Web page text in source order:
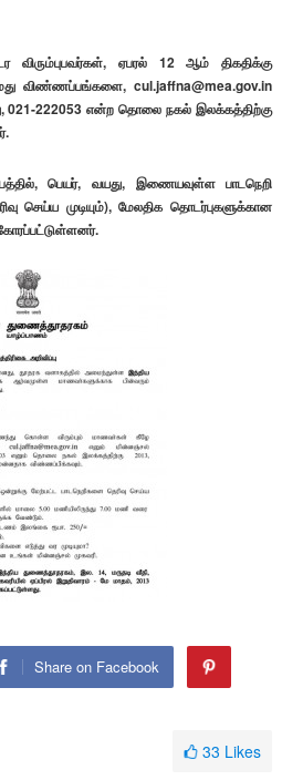
விரும்புபவர்கள், ஏபரல் 12 ஆம் திகதிக்கு
விண்ணப்பங்களை, cul.jaffna@mea.gov.in
021-222053 என்ற தொலை நகல் இலக்கத்திற்கு
பெயர், வயது, இணையவுள்ள பாடநெறி
செய்ய முடியும்), மேலதிக தொடர்புகளுக்கான
கோரப்பட்டுள்ளனர்.
Share on Facebook
33 Likes